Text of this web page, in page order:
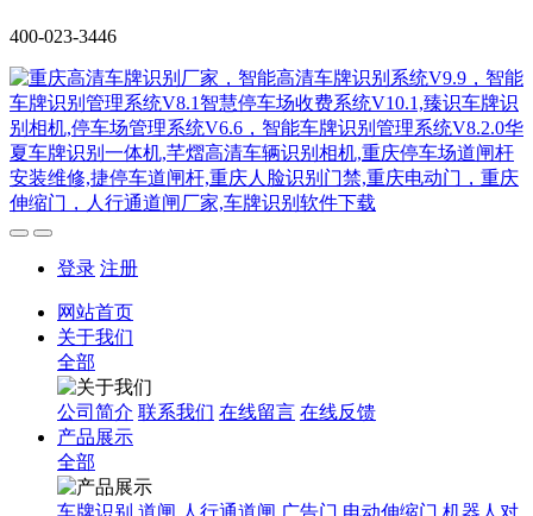
400-023-3446
登录 注册
网站首页
关于我们
全部
公司简介 联系我们 在线留言 在线反馈
产品展示
全部
车牌识别 道闸 人行通道闸 广告门 电动伸缩门 机器人对